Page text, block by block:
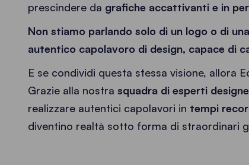
prescindere da grafiche accattivanti e in
Non stiamo parlando solo di un logo o di
autentico capolavoro di design, capace di
E se condividi questa stessa visione,
Grazie alla nostra squadra di esperti
realizzare autentici capolavori in tempi
diventino realtà sotto forma di straordinari